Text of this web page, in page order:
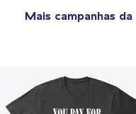
Mais campanhas da